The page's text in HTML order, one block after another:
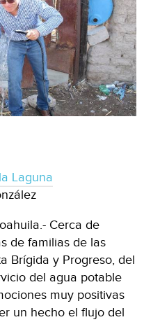
Laguna
Cerca de
de familias de las
Brígida y Progreso, del
del agua potable
muy positivas
un hecho el flujo del